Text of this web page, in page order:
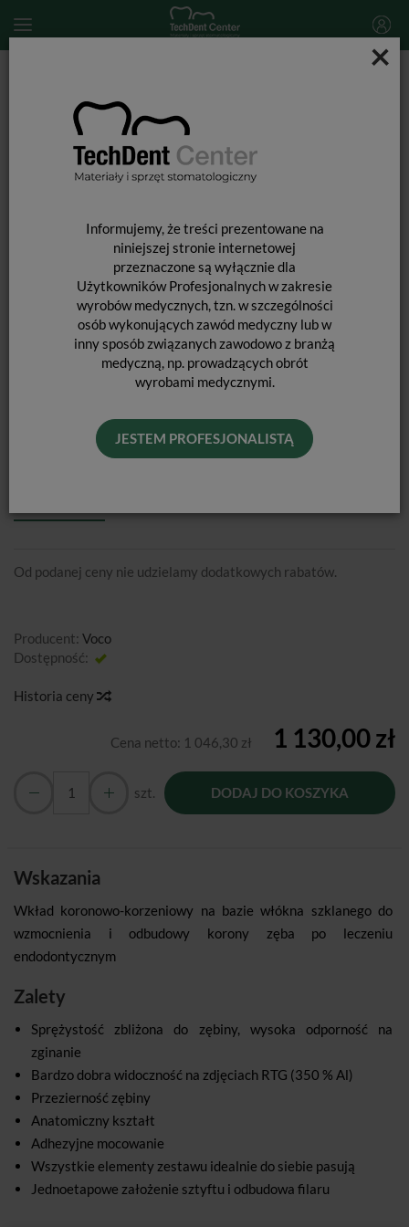
×
Informujemy, że treści prezentowane na
niniejszej stronie internetowej
przeznaczone są wyłącznie dla
Użytkowników Profesjonalnych w zakresie
wyrobów medycznych, tzn. w szczególności
osób wykonujących zawód medyczny lub w
inny sposób związanych zawodowo z branżą
medyczną, np. prowadzących obrót
wyrobami medycznymi.
JESTEM PROFESJONALISTĄ
OKOŁOMIAZGOWE
Wkłady koronowo-korzeniowe
Od podanej ceny nie udzielamy dodatkowych rabatów.
Producent: Voco
Dostępność:
Historia ceny
Cena netto: 1 046,30 zł 1 130,00 zł
szt. DODAJ DO KOSZYKA
Wskazania
Wkład koronowo-korzeniowy na bazie włókna szklanego do
wzmocnienia i odbudowy korony zęba po leczeniu
endodontycznym
Zalety
Sprężystość zbliżona do zębiny, wysoka odporność na
zginanie
Bardzo dobra widoczność na zdjęciach RTG (350 % Al)
Przezierność zębiny
Anatomiczny kształt
Adhezyjne mocowanie
Wszystkie elementy zestawu idealnie do siebie pasują
Jednoetapowe założenie sztyftu i odbudowa filaru